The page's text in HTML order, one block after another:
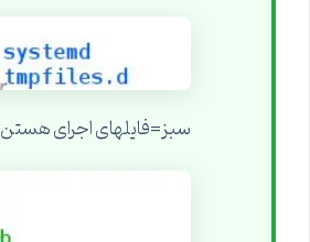
سبز=فایلهای اجرای هستن